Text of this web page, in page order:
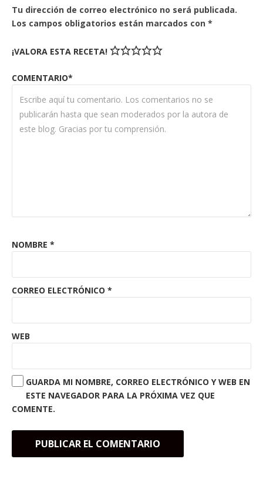
Tu dirección de correo electrónico no será publicada.
Los campos obligatorios están marcados con *
¡VALORA ESTA RECETA!
COMENTARIO*
NOMBRE *
CORREO ELECTRÓNICO *
WEB
GUARDA MI NOMBRE, CORREO ELECTRÓNICO Y WEB EN
ESTE NAVEGADOR PARA LA PRÓXIMA VEZ QUE
COMENTE.